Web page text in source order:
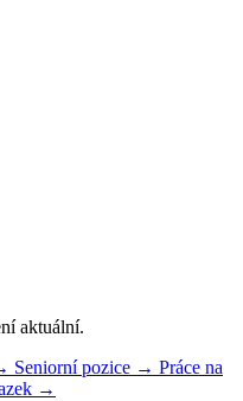
aktuální.
Seniorní pozice → Práce na
→